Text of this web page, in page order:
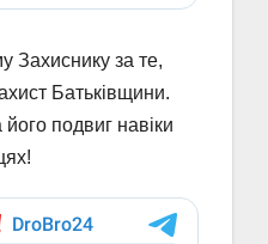
Захиснику за те,
Батьківщини.
подвиг навіки